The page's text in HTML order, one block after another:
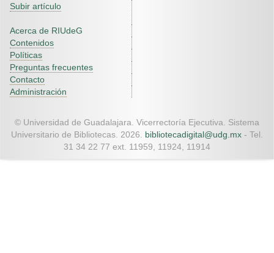
Subir artículo
Acerca de RIUdeG
Contenidos
Políticas
Preguntas frecuentes
Contacto
Administración
© Universidad de Guadalajara. Vicerrectoría Ejecutiva. Sistema
Universitario de Bibliotecas. 2026. bibliotecadigital@udg.mx - Tel.
31 34 22 77 ext. 11959, 11924, 11914